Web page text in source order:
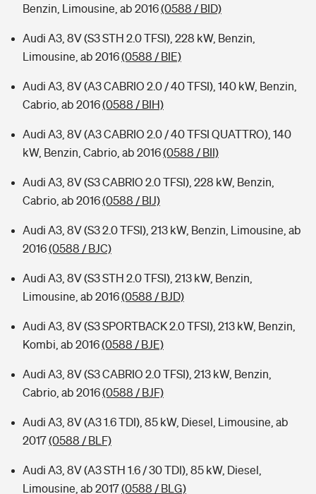
Benzin, Limousine, ab 2016(0588 / BID)
Audi A3, 8V (S3 STH 2.0 TFSI), 228 kW, Benzin,
Limousine, ab 2016(0588 / BIE)
Audi A3, 8V (A3 CABRIO 2.0 / 40 TFSI), 140 kW, Benzin,
Cabrio, ab 2016(0588 / BIH)
Audi A3, 8V (A3 CABRIO 2.0 / 40 TFSI QUATTRO), 140
kW, Benzin, Cabrio, ab 2016(0588 / BII)
Audi A3, 8V (S3 CABRIO 2.0 TFSI), 228 kW, Benzin,
Cabrio, ab 2016(0588 / BIJ)
Audi A3, 8V (S3 2.0 TFSI), 213 kW, Benzin, Limousine, ab
2016(0588 / BJC)
Audi A3, 8V (S3 STH 2.0 TFSI), 213 kW, Benzin,
Limousine, ab 2016(0588 / BJD)
Audi A3, 8V (S3 SPORTBACK 2.0 TFSI), 213 kW, Benzin,
Kombi, ab 2016(0588 / BJE)
Audi A3, 8V (S3 CABRIO 2.0 TFSI), 213 kW, Benzin,
Cabrio, ab 2016(0588 / BJF)
Audi A3, 8V (A3 1.6 TDI), 85 kW, Diesel, Limousine, ab
2017(0588 / BLF)
Audi A3, 8V (A3 STH 1.6 / 30 TDI), 85 kW, Diesel,
Limousine, ab 2017(0588 / BLG)